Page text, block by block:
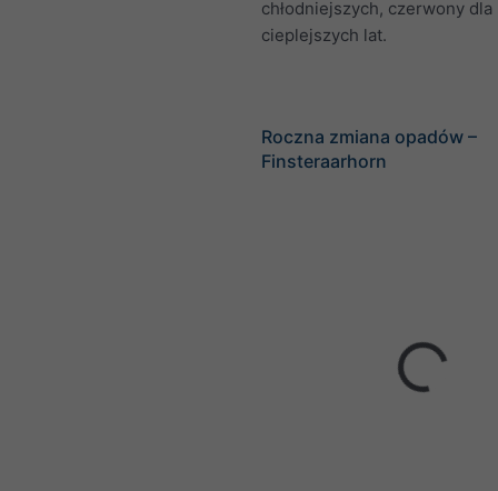
chłodniejszych, czerwony dla
cieplejszych lat.
Roczna zmiana opadów –
Finsteraarhorn